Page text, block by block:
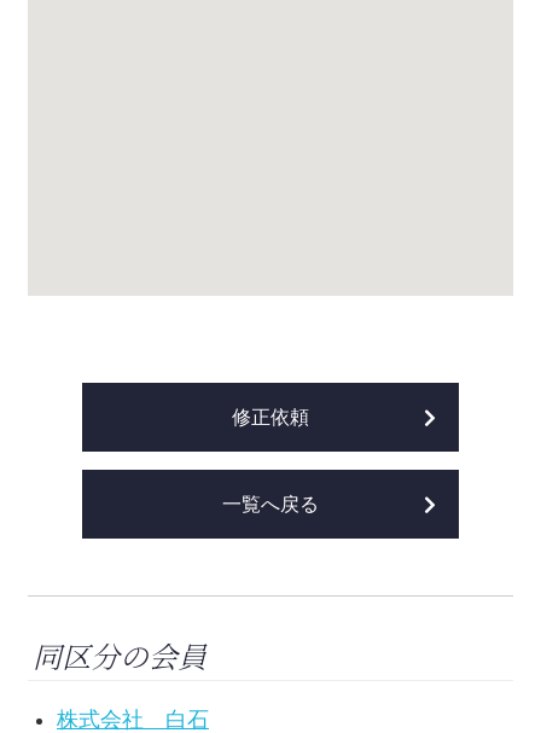
修正依頼
一覧へ戻る
同区分の会員
株式会社 白石